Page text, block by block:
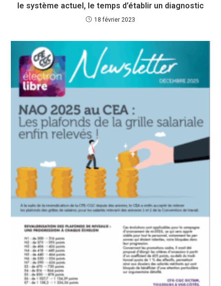
le système actuel, le temps d’établir un diagnostic
18 février 2023